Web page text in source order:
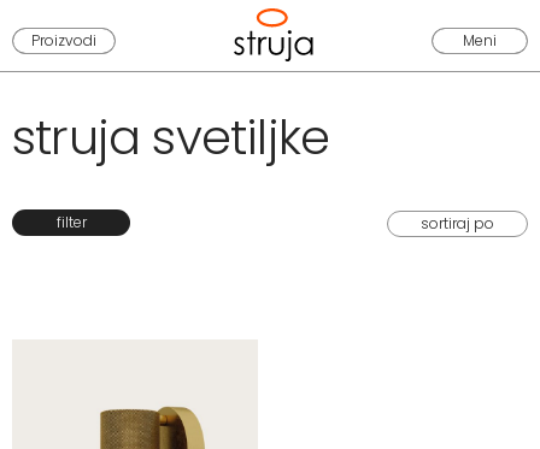
Proizvodi Meni
struja svetiljke
filter